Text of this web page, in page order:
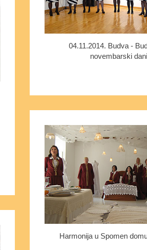
04.11.2014. Budva -
novembarski dani
Harmonija u Spomen